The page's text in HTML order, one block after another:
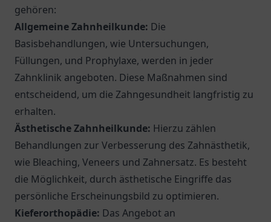
gehören:
Allgemeine Zahnheilkunde: Die
Basisbehandlungen, wie Untersuchungen,
Füllungen, und Prophylaxe, werden in jeder
Zahnklinik angeboten. Diese Maßnahmen sind
entscheidend, um die Zahngesundheit langfristig zu
erhalten.
Ästhetische Zahnheilkunde: Hierzu zählen
Behandlungen zur Verbesserung des Zahnästhetik,
wie Bleaching, Veneers und Zahnersatz. Es besteht
die Möglichkeit, durch ästhetische Eingriffe das
persönliche Erscheinungsbild zu optimieren.
Kieferorthopädie: Das Angebot an